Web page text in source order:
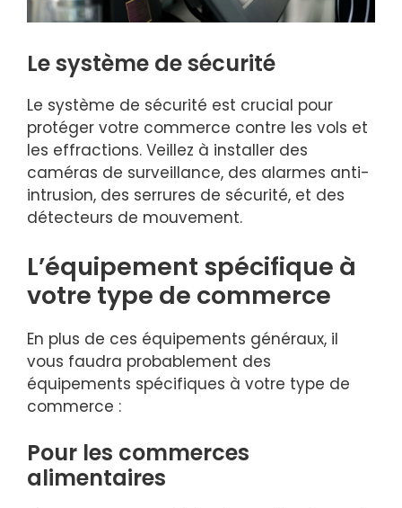
Le système de sécurité
Le système de sécurité est crucial pour
protéger votre commerce contre les vols et
les effractions. Veillez à installer des
caméras de surveillance, des alarmes anti-
intrusion, des serrures de sécurité, et des
détecteurs de mouvement.
L’équipement spécifique à
votre type de commerce
En plus de ces équipements généraux, il
vous faudra probablement des
équipements spécifiques à votre type de
commerce :
Pour les commerces
alimentaires